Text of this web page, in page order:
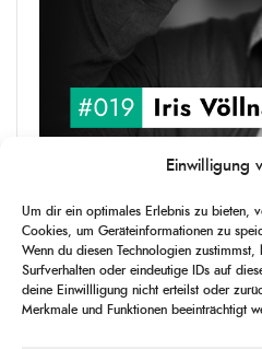
Einwilligung
Um dir ein optimales Erlebnis zu bieten,
Cookies, um Geräteinformationen zu
Wenn du diesen Technologien zustimmst,
Surfverhalten oder eindeutige IDs auf
deine Einwillligung nicht erteilst oder
Merkmale und Funktionen beeinträchtigt
Iris Völlnagel hat schon auf
und gearbeitet, spricht mehrere
leidenschaftlich gerne über das,
[...]